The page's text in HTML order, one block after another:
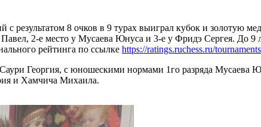
8 очков в 9 турах выиграл кубок и золотую
2-е место у Мусаева Юнуса и 3-е у Фридэ Сергея. До
рейтинга по ссылке https://ratings.ruchess.ru/
Георгия, с юношескими нормами 1го разряда Мусаева
и Хамчича Михаила.